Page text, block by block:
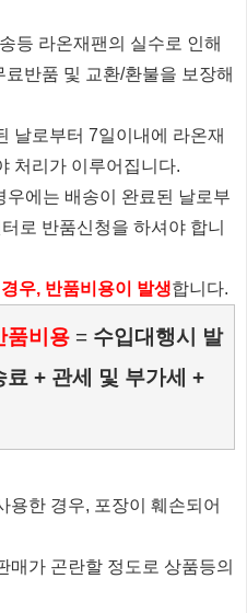
등 라온재팬의 실수로 인해
반품 및 교환/환불을 보장해
날로부터 7일이내에 라온재
처리가 이루어집니다.
에는 배송이 완료된 날로부
로 반품신청을 하셔야 합니
우, 반품비용이 발생합니다.
품비용 = 수입대행시 발
+ 관세 및 부가세 +
용한 경우, 포장이 훼손되어
매가 곤란할 정도로 상품등의